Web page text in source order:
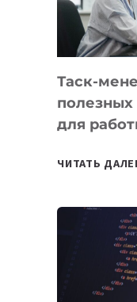
Таск-
полезных
для
ЧИТАТЬ